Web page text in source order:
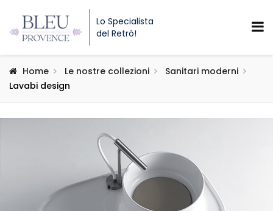
Lo Specialista
del Retrò!
Home Le nostre collezioni
Sanitari moderni
Lavabi design